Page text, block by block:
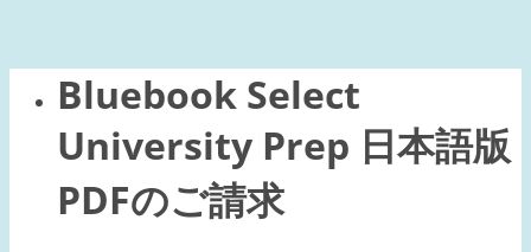
Bluebook Select
University Prep 日本語版
PDFのご請求